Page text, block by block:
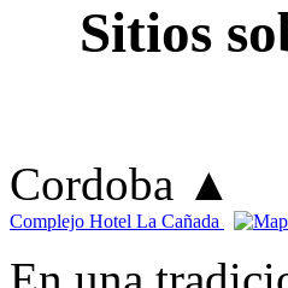
Sitios
Cordoba ▲
Complejo Hotel La Cañada